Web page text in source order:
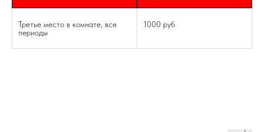
Третье место в комнате, все
периоды
1000 руб